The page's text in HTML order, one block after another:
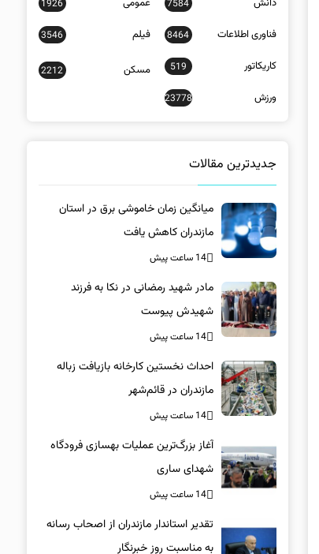
7584
1926
فناوری اطلاعات 8464 فیلم 3546
کاریکاتور 519 مسکن 2212
ورزش 23778
جدیدترین مقالات
میانگین زمان خاموشی برق در استان
مازندران کاهش یافت
14 ساعت پیش
مادر شهید رمضانی در نکا به فرزند
شهیدش پیوست
14 ساعت پیش
احداث نخستین کارخانه بازیافت زباله
مازندران در قائم‌شهر
14 ساعت پیش
آغاز بزرگ‌ترین عملیات بهسازی فرودگاه
شهدای ساری
14 ساعت پیش
تقدیر استاندار مازندران از اصحاب رسانه
به مناسبت روز خبرنگار